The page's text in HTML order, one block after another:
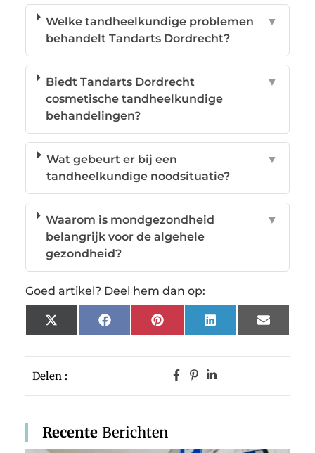
Delen :
Recente Berichten
Welke tandheelkundige problemen
behandelt Tandarts Dordrecht?
▼
Biedt Tandarts Dordrecht
cosmetische tandheelkundige
behandelingen?
▼
Wat gebeurt er bij een
tandheelkundige noodsituatie?
▼
Waarom is mondgezondheid
belangrijk voor de algehele
gezondheid?
▼
Goed artikel? Deel hem dan op:
X
(Twitter)
FacebookPinterestLinkedInEmail